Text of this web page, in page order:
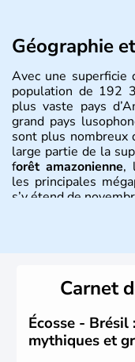
Géographie
Avec une
population de 192
plus vaste pays
grand pays
sont plus nombreux
large partie de la
forêt amazonienne,
les principales
s’y étend de
du Brésil ont été
1500. Durant le
venus d'Afrique
ressources en sucre
Carnet
Écosse -
mythiques et